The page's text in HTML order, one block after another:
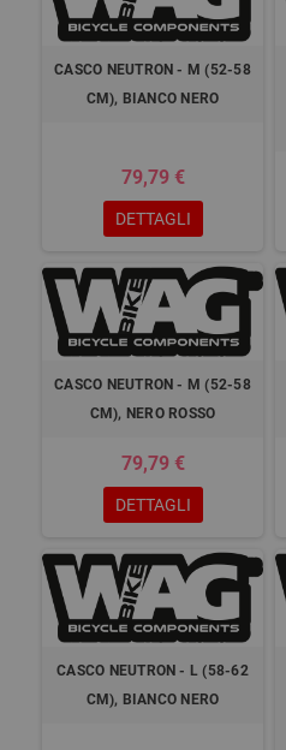
CASCO NEUTRON - M (52-58
CM), BIANCO NERO
79,79 €
DETTAGLI
CASCO NEUTRON - M (52-58
CM), NERO ROSSO
79,79 €
DETTAGLI
CASCO NEUTRON - L (58-62
CM), BIANCO NERO